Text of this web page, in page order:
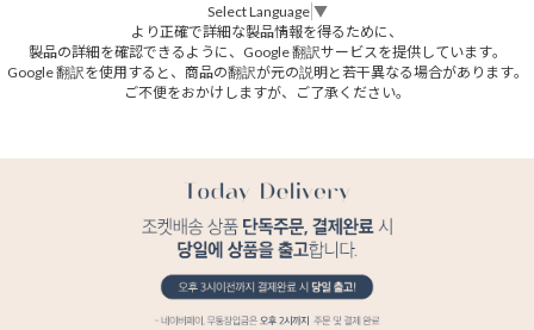
Select Language ▼
より正確で詳細な製品情報を得るために、
製品の詳細を確認できるように、Google 翻訳サービスを提供しています。
Google 翻訳を使用すると、商品の翻訳が元の説明と若干異なる場合があります。
ご不便をおかけしますが、ご了承ください。